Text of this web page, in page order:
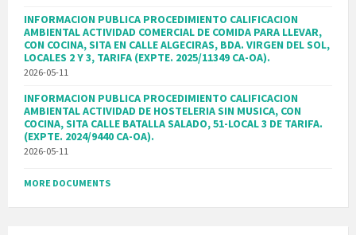
INFORMACION PUBLICA PROCEDIMIENTO CALIFICACION
AMBIENTAL ACTIVIDAD COMERCIAL DE COMIDA PARA LLEVAR,
CON COCINA, SITA EN CALLE ALGECIRAS, BDA. VIRGEN DEL SOL,
LOCALES 2 Y 3, TARIFA (EXPTE. 2025/11349 CA-OA).
2026-05-11
INFORMACION PUBLICA PROCEDIMIENTO CALIFICACION
AMBIENTAL ACTIVIDAD DE HOSTELERIA SIN MUSICA, CON
COCINA, SITA CALLE BATALLA SALADO, 51-LOCAL 3 DE TARIFA.
(EXPTE. 2024/9440 CA-OA).
2026-05-11
MORE DOCUMENTS